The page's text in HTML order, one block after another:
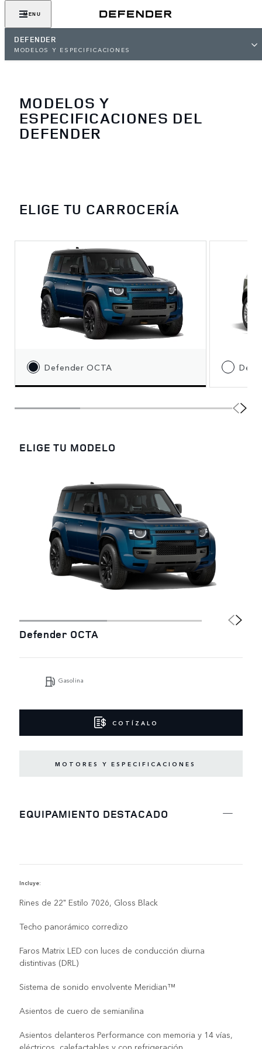
MENU
DEFENDER
MODELOS Y ESPECIFICACIONES
MODELOS Y
ESPECIFICACIONES DEL
DEFENDER
ELIGE TU CARROCERÍA
Defender OCTA
ELIGE TU MODELO
Defender OCTA
Gasolina
COTÍZALO
MOTORES Y ESPECIFICACIONES
EQUIPAMIENTO DESTACADO
Incluye:
Rines de 22" Estilo 7026, Gloss Black
Techo panorámico corredizo
Faros Matrix LED con luces de conducción diurna
distintivas (DRL)
Sistema de sonido envolvente Meridian™
Asientos de cuero de semianilina
Asientos delanteros Performance con memoria y 14 vías,